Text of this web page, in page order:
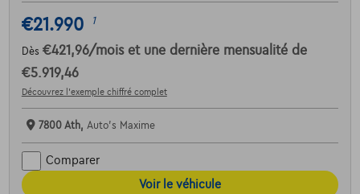
€21.990 1
Dès €421,96/mois et une dernière mensualité de
€5.919,46
Découvrez l’exemple chiffré complet
7800 Ath, Auto's Maxime
Comparer
Voir le véhicule